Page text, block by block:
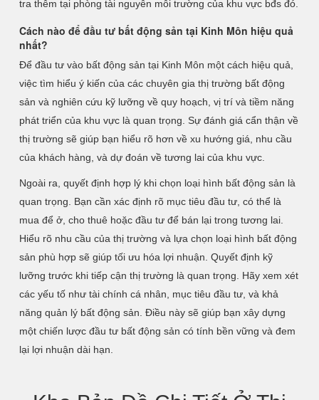
tra thêm tại phòng tài nguyên môi trường của khu vực bđs đó.
Cách nào để đầu tư bất động sản tại Kinh Môn hiệu quả
nhất?
Để đầu tư vào bất động sản tại Kinh Môn một cách hiệu quả,
việc tìm hiểu ý kiến của các chuyên gia thị trường bất động
sản và nghiên cứu kỹ lưỡng về quy hoạch, vị trí và tiềm năng
phát triển của khu vực là quan trọng. Sự đánh giá cẩn thận về
thị trường sẽ giúp bạn hiểu rõ hơn về xu hướng giá, nhu cầu
của khách hàng, và dự đoán về tương lai của khu vực.
Ngoài ra, quyết định hợp lý khi chọn loại hình bất động sản là
quan trọng. Bạn cần xác định rõ mục tiêu đầu tư, có thể là
mua để ở, cho thuê hoặc đầu tư để bán lại trong tương lai.
Hiểu rõ nhu cầu của thị trường và lựa chọn loại hình bất động
sản phù hợp sẽ giúp tối ưu hóa lợi nhuận. Quyết định kỹ
lưỡng trước khi tiếp cận thị trường là quan trọng. Hãy xem xét
các yếu tố như tài chính cá nhân, mục tiêu đầu tư, và khả
năng quản lý bất động sản. Điều này sẽ giúp bạn xây dựng
một chiến lược đầu tư bất động sản có tính bền vững và đem
lại lợi nhuận dài hạn.